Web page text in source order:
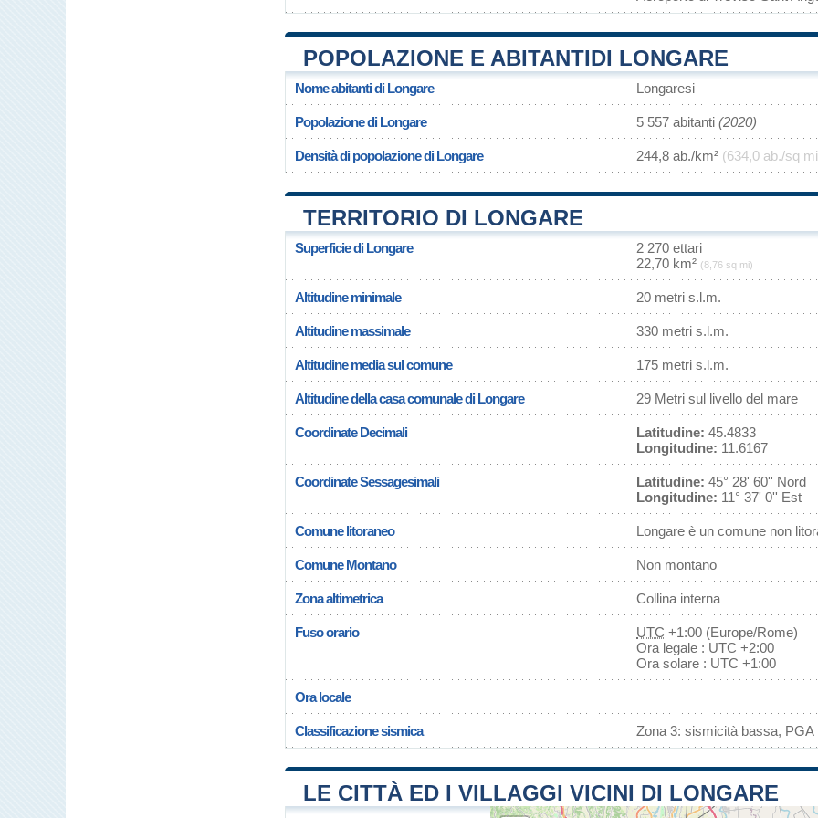
POPOLAZIONE E ABITANTIDI LONGARE
Nome abitanti di Longare Longaresi
Popolazione di Longare 5 557 abitanti (2020)
Densità di popolazione di Longare 244,8 ab./km² (634,0 ab./sq
TERRITORIO DI LONGARE
Superficie di Longare
2 270 ettari
22,70 km² (8,76 sq mi)
Altitudine minimale 20 metri s.l.m.
Altitudine massimale 330 metri s.l.m.
Altitudine media sul comune 175 metri s.l.m.
Altitudine della casa comunale di Longare 29 Metri sul livello del mare
Coordinate Decimali Latitudine: 45.4833
Longitudine: 11.6167
Coordinate Sessagesimali Latitudine: 45° 28' 60'' Nord
Longitudine: 11° 37' 0'' Est
Comune litoraneo Longare è un comune non
Comune Montano Non montano
Zona altimetrica Collina interna
Fuso orario UTC +1:00 (Europe/Rome)
Ora legale : UTC +2:00
Ora solare : UTC +1:00
Ora locale
Classificazione sismica Zona 3: sismicità bassa, PGA
LE CITTÀ ED I VILLAGGI VICINI DI LONGARE